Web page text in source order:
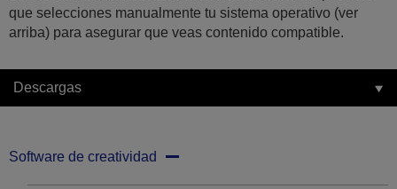
que selecciones manualmente tu sistema operativo (ver
arriba) para asegurar que veas contenido compatible.
Descargas
Software de creatividad